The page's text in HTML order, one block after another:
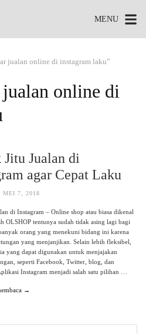
MENU
jualan online di instagram laku”
jualan online di
Jualan di
agar Cepat Laku
MEI 7, 2018
di Instagram – Online shop atau biasa dikenal
OLSHOP tentunya sudah tidak asing lagi bagi
orang yang menekuni bidang ini karena
yang menjanjikan. Selain lebih fleksibel,
yang dapat digunakan untuk menjajakan
seperti Facebook, Twitter, blog, dan
Instagram menjadi salah satu pilihan …
→